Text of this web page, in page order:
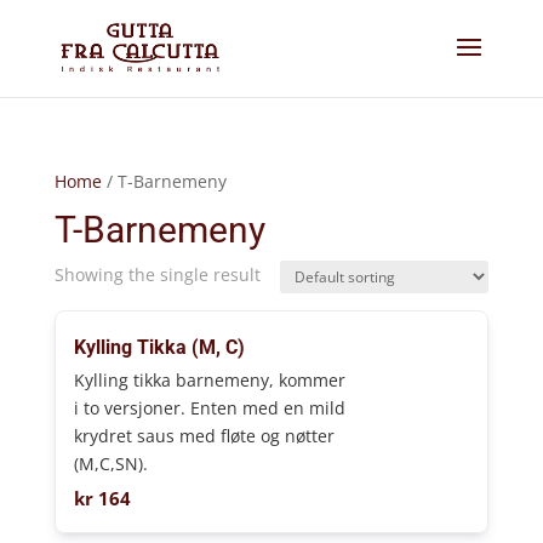
Home/ T-Barnemeny
T-Barnemeny
Showing the single result
Kylling Tikka (M, C)
Kylling tikka barnemeny, kommer
i to versjoner. Enten med en mild
krydret saus med fløte og nøtter
(M,C,SN).
kr164